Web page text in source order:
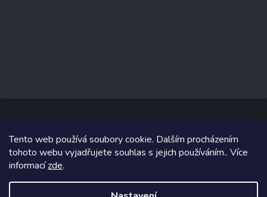
Tento web používá soubory cookie. Dalším procházením
tohoto webu vyjadřujete souhlas s jejich používáním.. Více
informacízde.
Copyright 2026www.prizealize.cz. Všechna práva vyhrazena.
Grafický návrh vytvořil a na Shoptet implementoval
Shoptetak.cz.